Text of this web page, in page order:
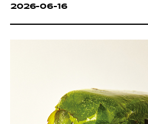
2026-06-16